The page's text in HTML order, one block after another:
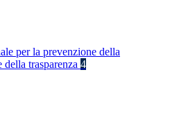
per la prevenzione della
della trasparenza 4